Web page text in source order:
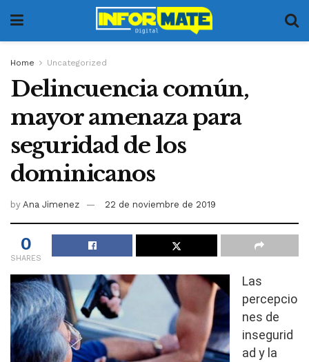
Home Uncategorized
Delincuencia común,
mayor amenaza para
seguridad de los
dominicanos
by Ana Jimenez 22 de noviembre de 2019
0
SHARES
Las
percepcio
nes de
insegurid
ad y la